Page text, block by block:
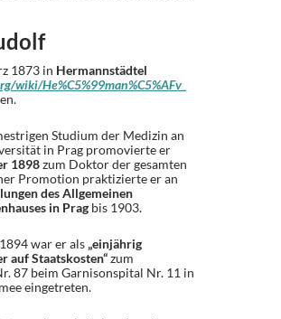
1873 in Hermannstädtel
wiki/He%C5%99man%C5%AFv_
Studium der Medizin an
in Prag promovierte er
1898zum Doktor der gesamten
Promotion praktizierte er an
des Allgemeinen
in Prag bis 1903.
war er als „einjährig
auf Staatskosten“zum
87 beim Garnisonspital Nr. 11 in
eingetreten.